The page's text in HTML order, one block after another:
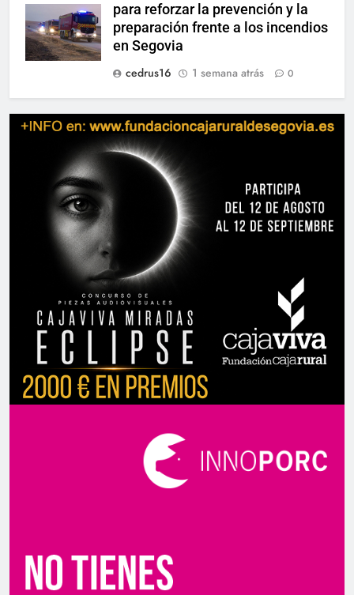
para reforzar la prevención y la
preparación frente a los incendios
en Segovia
cedrus16
1 semana atrás 0